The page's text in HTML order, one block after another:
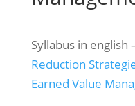
Syllabus in english
Reduction
Earned Value